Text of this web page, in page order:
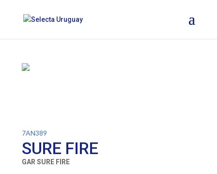
7AN389
SURE FIRE
GAR SURE FIRE